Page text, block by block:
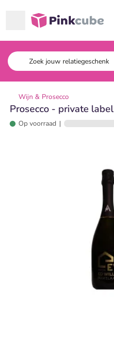
Pinkcube
Wijn & Prosecco
Prosecco - private label
Op voorraad |